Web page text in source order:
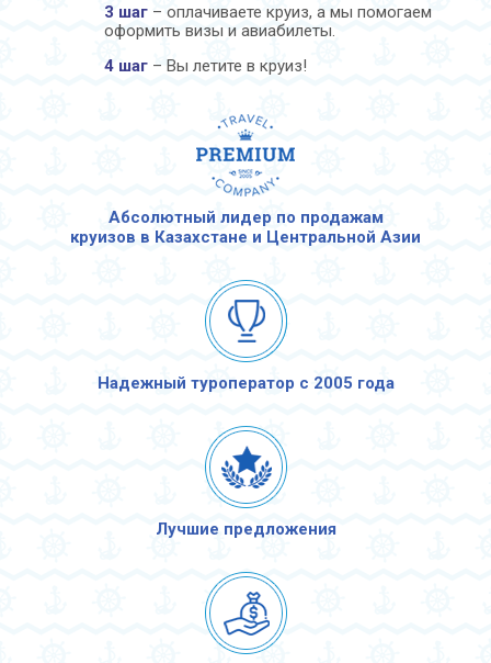
3 шаг – оплачиваете круиз, а мы помогаем
оформить визы и авиабилеты.
4 шаг – Вы летите в круиз!
Абсолютный лидер по продажам
круизов в Казахстане и Центральной Азии
Надежный туроператор с 2005 года
Лучшие предложения